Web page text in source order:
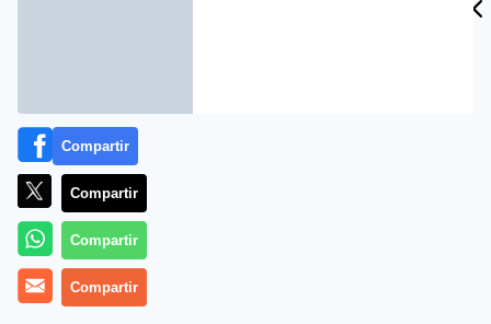
Compartir
Compartir
Compartir
Compartir